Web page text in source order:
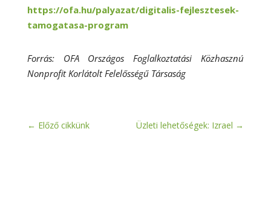
https://ofa.hu/palyazat/digitalis-fejlesztesek-
tamogatasa-program
Forrás: OFA Országos Foglalkoztatási Közhasznú
Nonprofit Korlátolt Felelősségű Társaság
← Előző cikkünk Üzleti lehetőségek: Izrael →